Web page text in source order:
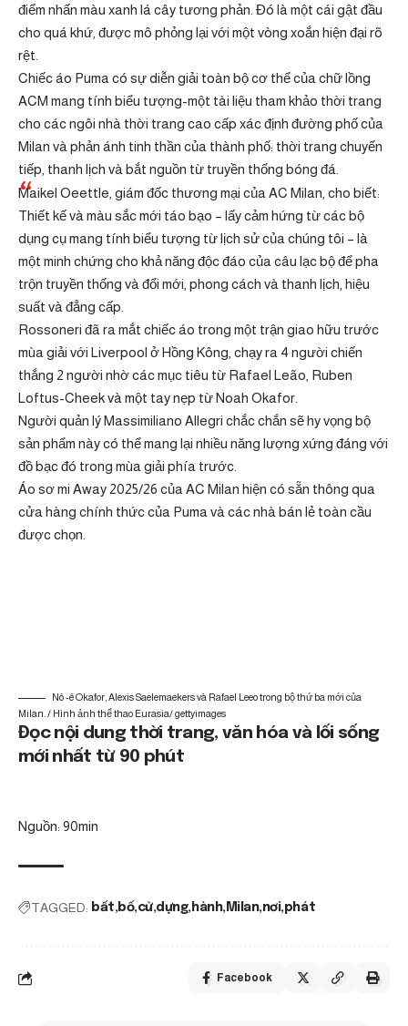
điểm nhấn màu xanh lá cây tương phản. Đó là một cái gật đầu
cho quá khứ, được mô phỏng lại với một vòng xoắn hiện đại rõ
rệt.
Chiếc áo Puma có sự diễn giải toàn bộ cơ thể của chữ lồng
ACM mang tính biểu tượng-một tài liệu tham khảo thời trang
cho các ngôi nhà thời trang cao cấp xác định đường phố của
Milan và phản ánh tinh thần của thành phố: thời trang chuyển
tiếp, thanh lịch và bắt nguồn từ truyền thống bóng đá.
Maikel Oeettle, giám đốc thương mại của AC Milan, cho biết:
Thiết kế và màu sắc mới táo bạo – lấy cảm hứng từ các bộ
dụng cụ mang tính biểu tượng từ lịch sử của chúng tôi – là
một minh chứng cho khả năng độc đáo của câu lạc bộ để pha
trộn truyền thống và đổi mới, phong cách và thanh lịch, hiệu
suất và đẳng cấp.
Rossoneri đã ra mắt chiếc áo trong một trận giao hữu trước
mùa giải với Liverpool ở Hồng Kông, chạy ra 4 người chiến
thắng 2 người nhờ các mục tiêu từ Rafael Leão, Ruben
Loftus-Cheek và một tay nẹp từ Noah Okafor.
Người quản lý Massimiliano Allegri chắc chắn sẽ hy vọng bộ
sản phẩm này có thể mang lại nhiều năng lượng xứng đáng với
đồ bạc đó trong mùa giải phía trước.
Áo sơ mi Away 2025/26 của AC Milan hiện có sẵn thông qua
cửa hàng chính thức của Puma và các nhà bán lẻ toàn cầu
được chọn.
Nô -ê Okafor, Alexis Saelemaekers và Rafael Leeo trong bộ thứ ba mới của
Milan. / Hình ảnh thể thao Eurasia/ gettyimages
Đọc nội dung thời trang, văn hóa và lối sống
mới nhất từ 90 phút
Nguồn: 90min
TAGGED: bất bố cử dựng hành Milan nơi phát
Facebook